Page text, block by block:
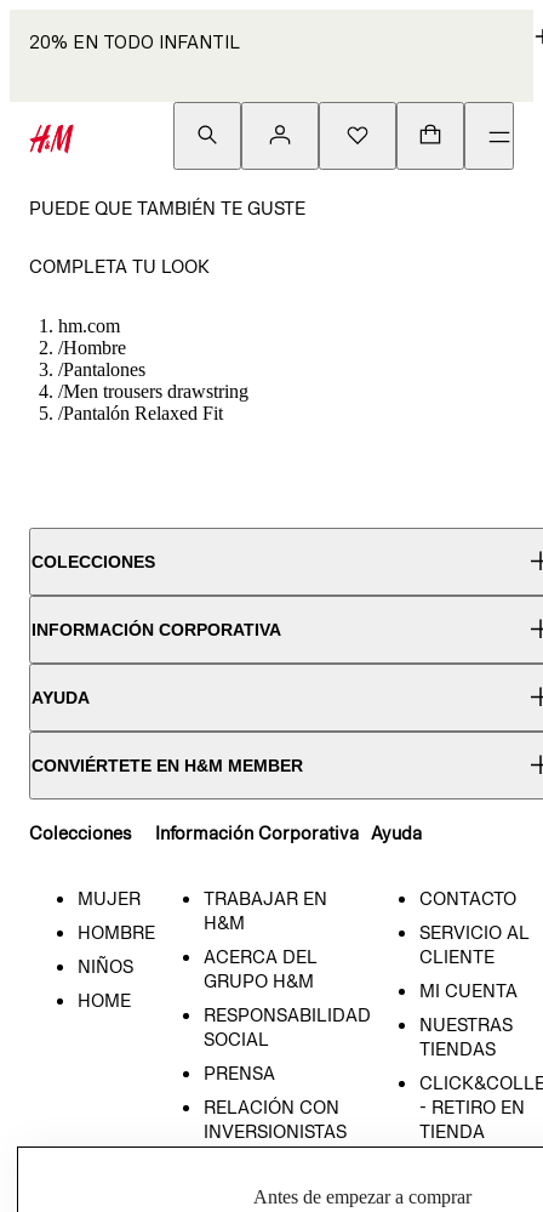
20% EN TODO INFANTIL
PUEDE QUE TAMBIÉN TE GUSTE
COMPLETA TU LOOK
hm.com
/Hombre
/Pantalones
/Men trousers drawstring
/Pantalón Relaxed Fit
COLECCIONES
INFORMACIÓN CORPORATIVA
AYUDA
CONVIÉRTETE EN H&M MEMBER
Colecciones
MUJER
HOMBRE
NIÑOS
HOME
Información Corporativa
TRABAJAR EN
H&M
ACERCA DEL
GRUPO H&M
RESPONSABILIDAD
SOCIAL
PRENSA
RELACIÓN CON
INVERSIONISTAS
EMPRESARIAL
Ayuda
CONTACTO
SERVICIO AL
CLIENTE
MI CUENTA
NUESTRAS
TIENDAS
- RETIRO EN
TIENDA
CONDICIONES
Antes de empezar a comprar